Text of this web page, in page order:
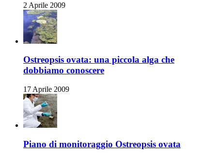
2 Aprile 2009
Ostreopsis ovata: una piccola alga che
dobbiamo conoscere
17 Aprile 2009
Piano di monitoraggio Ostreopsis ovata